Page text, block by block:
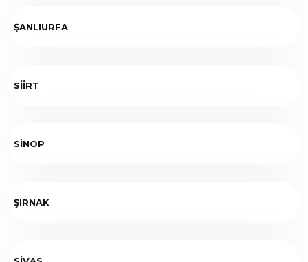
ŞANLIURFA
SİİRT
SİNOP
ŞIRNAK